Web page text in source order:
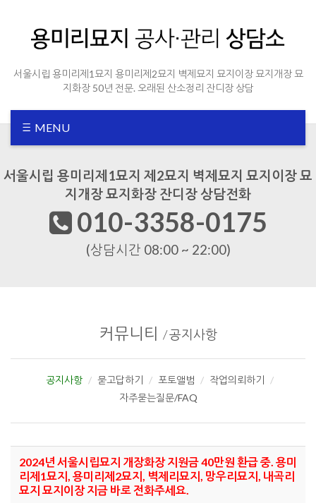
서울시립 용미리제1묘지 용미리제2묘지 벽제묘지 묘지이장 묘지개장 묘
지화장 50년 전문. 오래된 산소정리 잔디장 상담
MENU
서울시립 용미리제1묘지 제2묘지 벽제묘지 묘지이장 묘
지개장 묘지화장 잔디장 상담전화
010-3358-0175
(상담시간 08:00 ~ 22:00)
커뮤니티 /공지사항
공지사항 묻고답하기 포토앨범
작업의뢰하기
자주묻는질문/FAQ
2024년 서울시립묘지 개장화장 지원금 40만원 환급 중. 용미
리제1묘지, 용미리제2묘지, 벽제리묘지, 망우리묘지, 내곡리
묘지 묘지이장 지금 바로 전화주세요.